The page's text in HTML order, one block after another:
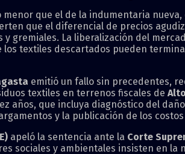
menor que el de la indumentaria
que el diferencial de precios
gremiales. La liberalización del
textiles descartados pueden
emitió un fallo sin precedentes,
textiles en terrenos fiscales de
años, que incluya diagnóstico del
y la publicación de los
apeló la sentencia ante la Corte
sociales y ambientales insisten en la